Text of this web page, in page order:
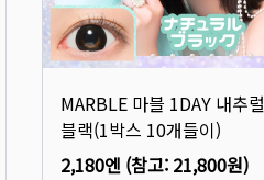
MARBLE 마블 1DAY 내추럴
블랙(1박스 10개들이)
2,180엔(참고: 21,800원)